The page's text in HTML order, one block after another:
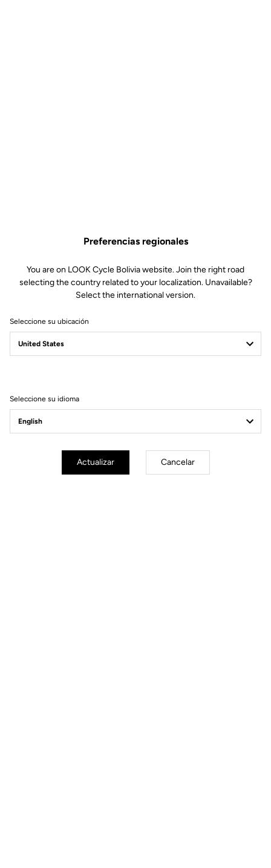
GEO TREKKING
Preferencias regionales
You are on LOOK Cycle Bolivia website. Join the right road
selecting the country related to your localization. Unavailable?
Select the international version.
Seleccione su ubicación
Seleccione su idioma
Actualizar Cancelar